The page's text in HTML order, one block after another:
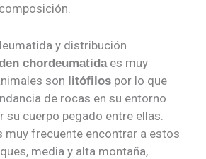
y distribución
chordeumatidaes muy
son litófilos por lo que
de rocas en su entorno
su cuerpo pegado entre ellas.
muy frecuente encontrar a estos
media y alta montaña,